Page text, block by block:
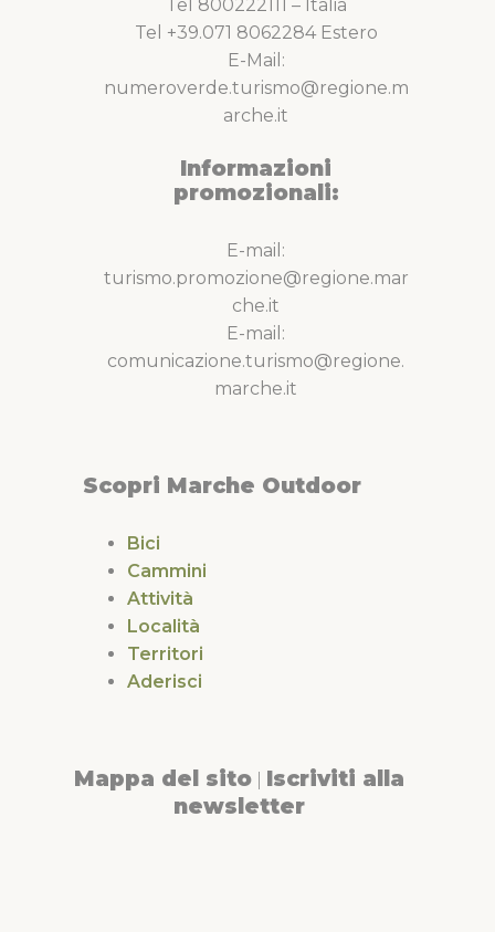
Tel 800222111 – Italia
Tel +39.071 8062284 Estero
E-Mail:
numeroverde.turismo@regione.m
arche.it
Informazioni
promozionali:
E-mail:
turismo.promozione@regione.mar
che.it
E-mail:
comunicazione.turismo@regione.
marche.it
Scopri Marche Outdoor
Bici
Cammini
Attività
Località
Territori
Aderisci
Mappa del sito Iscriviti alla
newsletter